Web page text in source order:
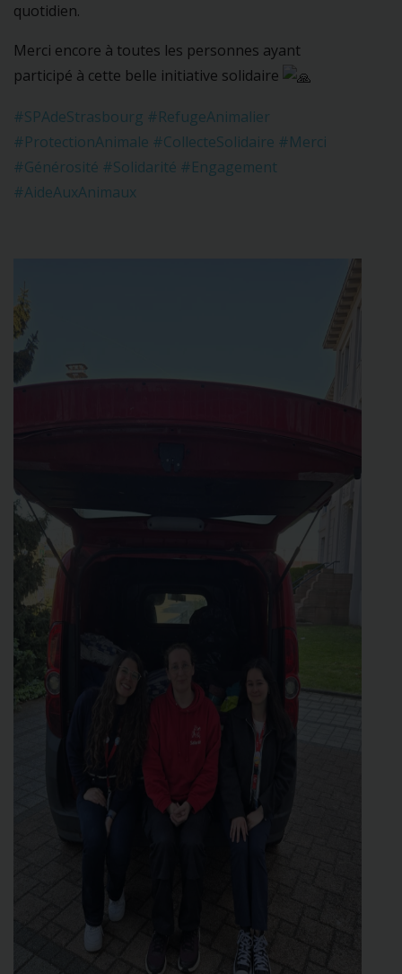
quotidien.
Merci encore à toutes les personnes ayant
participé à cette belle initiative solidaire
#SPAdeStrasbourg #RefugeAnimalier
#ProtectionAnimale #CollecteSolidaire #Merci
#Générosité #Solidarité #Engagement
#AideAuxAnimaux